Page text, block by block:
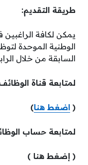
طريقة التقديم:
يمكن لكافة
الوطنية الموحدة
السابقة من خلال
لمتابعة قناة
( اضغط هنا)
لمتابعة حساب
( إضغط هنا )